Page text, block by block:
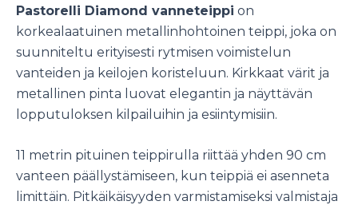
Pastorelli Diamond vanneteippi on
korkealaatuinen metallinhohtoinen teippi, joka on
suunniteltu erityisesti rytmisen voimistelun
vanteiden ja keilojen koristeluun. Kirkkaat värit ja
metallinen pinta luovat elegantin ja näyttävän
lopputuloksen kilpailuihin ja esiintymisiin.
11 metrin pituinen teippirulla riittää yhden 90 cm
vanteen päällystämiseen, kun teippiä ei asenneta
limittäin. Pitkäikäisyyden varmistamiseksi valmistaja